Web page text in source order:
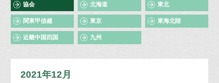
協会 北海道 東北
関東甲信越 東京 東海北陸
近畿中国四国 九州
2021年12月